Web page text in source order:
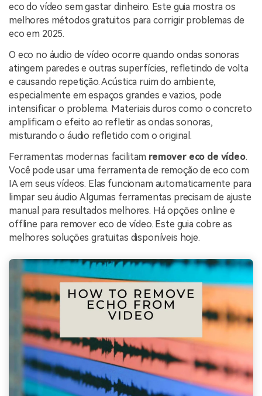
eco do vídeo sem gastar dinheiro. Este guia mostra os
melhores métodos gratuitos para corrigir problemas de
eco em 2025.
O eco no áudio de vídeo ocorre quando ondas sonoras
atingem paredes e outras superfícies, refletindo de volta
e causando repetição. Acústica ruim do ambiente,
especialmente em espaços grandes e vazios, pode
intensificar o problema. Materiais duros como o concreto
amplificam o efeito ao refletir as ondas sonoras,
misturando o áudio refletido com o original.
Ferramentas modernas facilitam remover eco de vídeo.
Você pode usar uma ferramenta de remoção de eco com
IA em seus vídeos. Elas funcionam automaticamente para
limpar seu áudio. Algumas ferramentas precisam de ajuste
manual para resultados melhores. Há opções online e
offline para remover eco de vídeo. Este guia cobre as
melhores soluções gratuitas disponíveis hoje.